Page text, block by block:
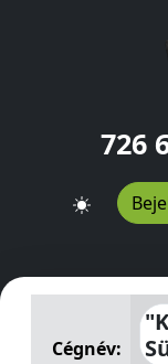
726
"KIRÁLYI
Cégnév: